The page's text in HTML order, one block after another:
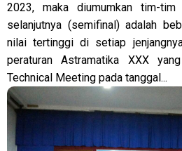
2023, maka diumumkan tim-
selanjutnya (semifinal) adalah
nilai tertinggi di setiap
peraturan Astramatika XXX
Technical Meeting pada tanggal...